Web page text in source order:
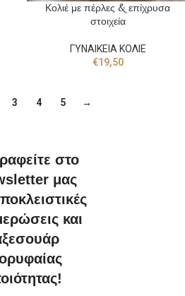
Κολιέ με πέρλες & επίχρυσα
στοιχεία
ΓΥΝΑΙΚΕΙΑ ΚΟΛΙΕ
€19,50
3 4 5 →
στο
μας
και